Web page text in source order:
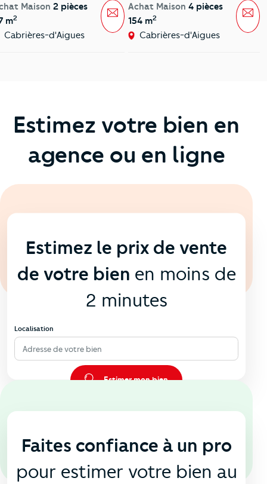
Maison 2 pièces
m2
Cabrières-d'Aigues
Message
Achat Maison 4 pièces
154 m2
Cabrières-d'Aigues
Estimez votre bien en
agence ou en ligne
Estimez le prix de vente
de votre bien en moins de
2 minutes
Localisation
Adresse de votre bien
Estimer mon bien
En agence
Faites confiance à un pro
pour estimer votre bien au